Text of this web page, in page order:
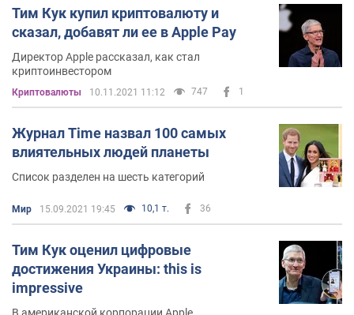
Тим Кук купил криптовалюту и
сказал, добавят ли ее в Apple Pay
Директор Apple рассказал, как стал
криптоинвестором
Криптовалюты 10.11.2021 11:12 747 1
Журнал Time назвал 100 самых
влиятельных людей планеты
Список разделен на шесть категорий
Мир 15.09.2021 19:45 10,1 т. 36
Тим Кук оценил цифровые
достижения Украины: this is
impressive